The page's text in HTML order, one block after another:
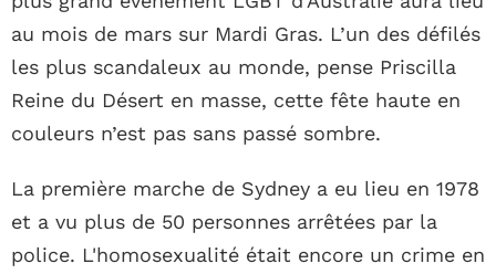
au mois de mars sur Mardi Gras. L’un des défilés
les plus scandaleux au monde, pense Priscilla
Reine du Désert en masse, cette fête haute en
couleurs n’est pas sans passé sombre.
La première marche de Sydney a eu lieu en 1978
et a vu plus de 50 personnes arrêtées par la
police. L'homosexualité était encore un crime en